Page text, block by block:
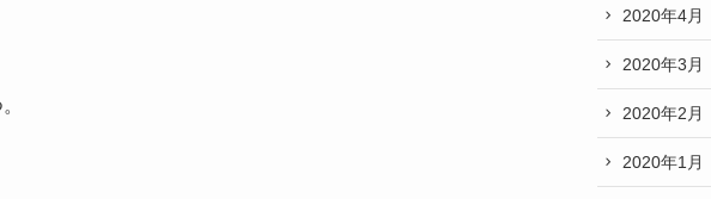
2020年4月
2020年3月
2020年2月
2020年1月